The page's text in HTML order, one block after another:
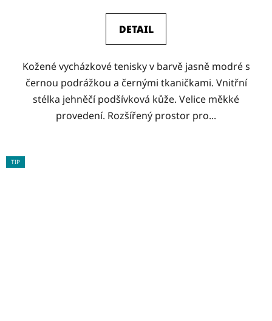
DETAIL
Kožené vycházkové tenisky v barvě jasně modré s
černou podrážkou a černými tkaničkami. Vnitřní
stélka jehněčí podšívková kůže. Velice měkké
provedení. Rozšířený prostor pro...
TIP